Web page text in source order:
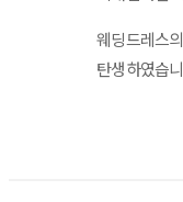
웨딩드레스
탄생하였습